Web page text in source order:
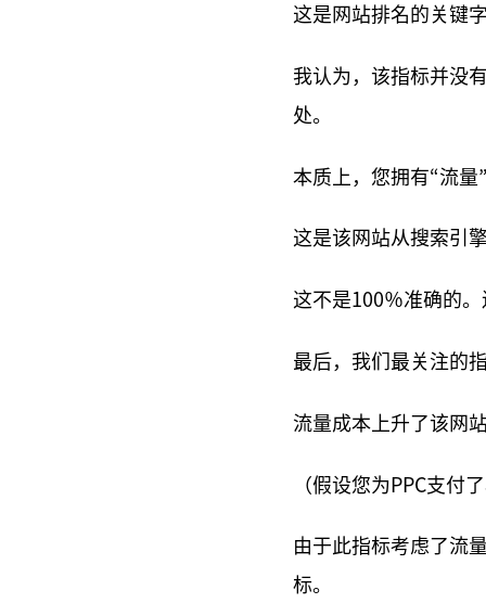
这是网站排名的关键
我认为，该指标并没
处。
本质上，您拥有“流量
这是该网站从搜索引
这不是100％准确的
最后，我们最关注的
流量成本上升了该网
（假设您为PPC支付
由于此指标考虑了流
标。